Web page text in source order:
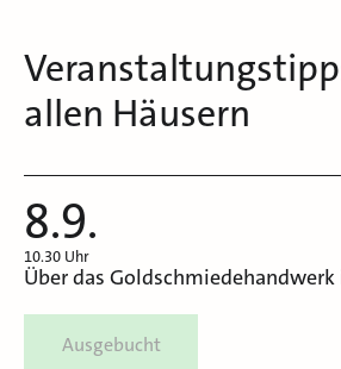
allen Häusern
8.9.
10.30 Uhr
Über das Goldschmiedehandwerk
Ausgebucht